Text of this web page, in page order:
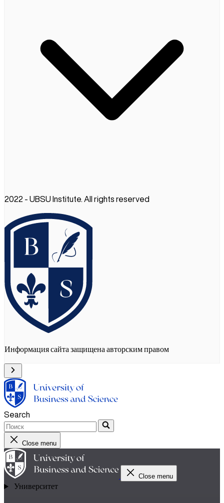
2022 - UBSU Institute. All rights reserved
Информация сайта защищена авторским правом
Search
Close menu
Close menu
Университет